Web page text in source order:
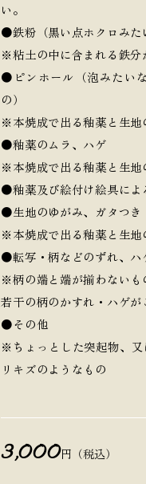
い。
●鉄粉（黒い点ホクロみた
※粘土の中に含まれる鉄分
●ピンホール（泡みたい
の）
※本焼成で出る釉薬と生地
●釉薬のムラ、ハゲ
※本焼成で出る釉薬と生地
●釉薬及び絵付け絵具によ
●生地のゆがみ、ガタつき
※本焼成で出る釉薬と生地
●転写・柄などのずれ、ハ
※柄の端と端が揃わないも
若干の柄のかすれ・ハゲが
●その他
※ちょっとした突起物、又
リキズのようなもの
3,000円（税込）